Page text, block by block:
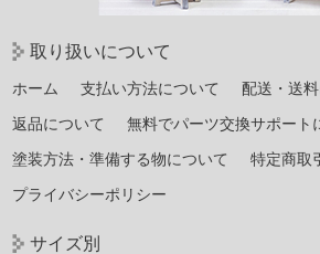
取り扱いについて
ホーム 支払い方法について
配送・送
返品について
無料でパーツ交換サポート
塗装方法・準備する物について
特定商取
プライバシーポリシー
サイズ別